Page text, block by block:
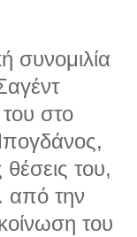
συνομιλία
στο
θέσεις του,
από την
του